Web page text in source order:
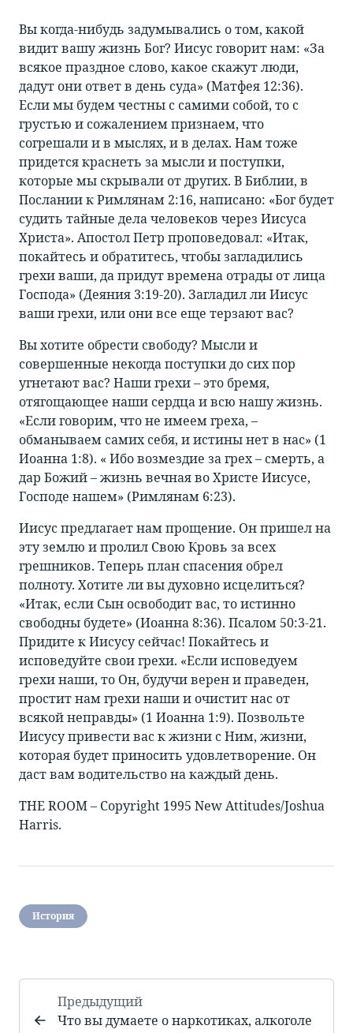
Вы когда-нибудь задумывались о том, какой
видит вашу жизнь Бог? Иисус говорит нам: «За
всякое праздное слово, какое скажут люди,
дадут они ответ в день суда» (Матфея 12:36).
Если мы будем честны с самими собой, то с
грустью и сожалением признаем, что
согрешали и в мыслях, и в делах. Нам тоже
придется краснеть за мысли и поступки,
которые мы скрывали от других. В Библии, в
Послании к Римлянам 2:16, написано: «Бог будет
судить тайные дела человеков через Иисуса
Христа». Апостол Петр проповедовал: «Итак,
покайтесь и обратитесь, чтобы загладились
грехи ваши, да придут времена отрады от лица
Господа» (Деяния 3:19-20). Загладил ли Иисус
ваши грехи, или они все еще терзают вас?
Вы хотите обрести свободу? Мысли и
совершенные некогда поступки до сих пор
угнетают вас? Наши грехи – это бремя,
отягощающее наши сердца и всю нашу жизнь.
«Если говорим, что не имеем греха, –
обманываем самих себя, и истины нет в нас» (1
Иоанна 1:8). « Ибо возмездие за грех – смерть, а
дар Божий – жизнь вечная во Христе Иисусе,
Господе нашем» (Римлянам 6:23).
Иисус предлагает нам прощение. Он пришел на
эту землю и пролил Свою Кровь за всех
грешников. Теперь план спасения обрел
полноту. Хотите ли вы духовно исцелиться?
«Итак, если Сын освободит вас, то истинно
свободны будете» (Иоанна 8:36). Псалом 50:3-21.
Придите к Иисусу сейчас! Покайтесь и
исповедуйте свои грехи. «Если исповедуем
грехи наши, то Он, будучи верен и праведен,
простит нам грехи наши и очистит нас от
всякой неправды» (1 Иоанна 1:9). Позвольте
Иисусу привести вас к жизни с Ним, жизни,
которая будет приносить удовлетворение. Он
даст вам водительство на каждый день.
THE ROOM – Copyright 1995 New Attitudes/Joshua
Harris.
История
Предыдущий
Что вы думаете о наркотиках, алкоголе